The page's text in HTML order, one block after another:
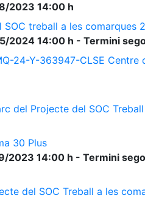
2023 14:00 h
treball a les comarques
2024 14:00 h - Termini
24-Y-363947-CLSE
del Projecte del SOC
30 Plus
2023 14:00 h - Termini
del SOC Treball a les